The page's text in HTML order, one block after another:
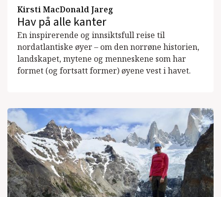
Kirsti MacDonald Jareg
Hav på alle kanter
En inspirerende og innsiktsfull reise til
nordatlantiske øyer – om den norrøne historien,
landskapet, mytene og menneskene som har
formet (og fortsatt former) øyene vest i havet.